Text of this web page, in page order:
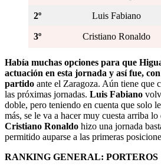
2º Luis Fabiano
3º Cristiano Ronaldo
Había muchas opciones para que
actuación en esta jornada y así fue,
partido ante el Zaragoza. Aún tiene que
las próximas jornadas. Luis Fabiano
doble, pero teniendo en cuenta que solo
más, se le va a hacer muy cuesta arriba
Cristiano Ronaldo hizo una jornada
permitido auparse a las primeras
RANKING GENERAL: PORTEROS